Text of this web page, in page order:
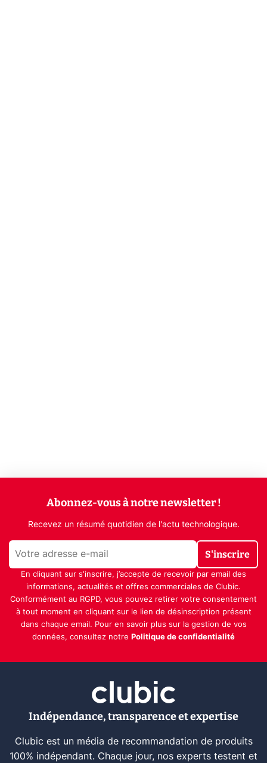
Abonnez-vous à notre newsletter !
Recevez un résumé quotidien de l'actu technologique.
S'inscrire
En cliquant sur s'inscrire, j’accepte de recevoir par email des
informations, actualités et offres commerciales de Clubic.
Conformément au RGPD, vous pouvez retirer votre consentement
à tout moment en cliquant sur le lien de désinscription présent
dans chaque email. Pour en savoir plus sur la gestion de vos
données, consultez notre Politique de confidentialité
Indépendance, transparence et expertise
Clubic est un média de recommandation de produits
100% indépendant. Chaque jour, nos experts testent et